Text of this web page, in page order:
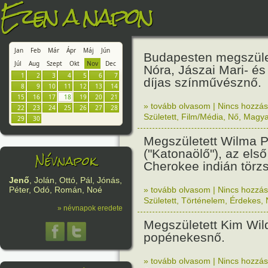
Ezen a napon
Jan Feb Már Ápr Máj
Jún
Júl
Aug Szept Okt Nov
Dec
1
2 3 4 5 6
7
8
9 10 11 12 13
14
15
16 17 18 19 20
21
22
23 24 25 26 27
28
29
30
Névnapok
Jenő, Jolán, Ottó, Pál, Jónás,
Péter, Odó, Román, Noé
» névnapok eredete
Budapesten
Nóra, Jászai Mari-
díjas színművésznő.
» tovább olvasom | Nincs
Született Film/Média Nő
Megszületett Wilma
("Katonaölő"), az
Cherokee indián
» tovább olvasom | Nincs
Született Történelem Érdekes
Megszületett Kim
popénekesnő.
» tovább olvasom | Nincs